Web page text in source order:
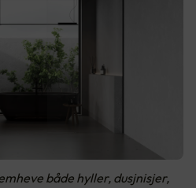
både hyller, dusjnisjer,